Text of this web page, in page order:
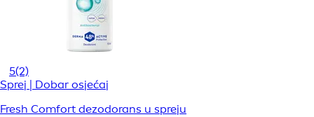
5(2)
Sprej | Dobar osjećaj
Fresh Comfort dezodorans u spreju